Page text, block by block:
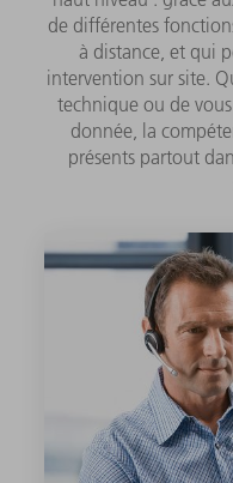
de différentes
à distance, et qui
intervention sur site.
technique ou de
donnée, la
présents partout